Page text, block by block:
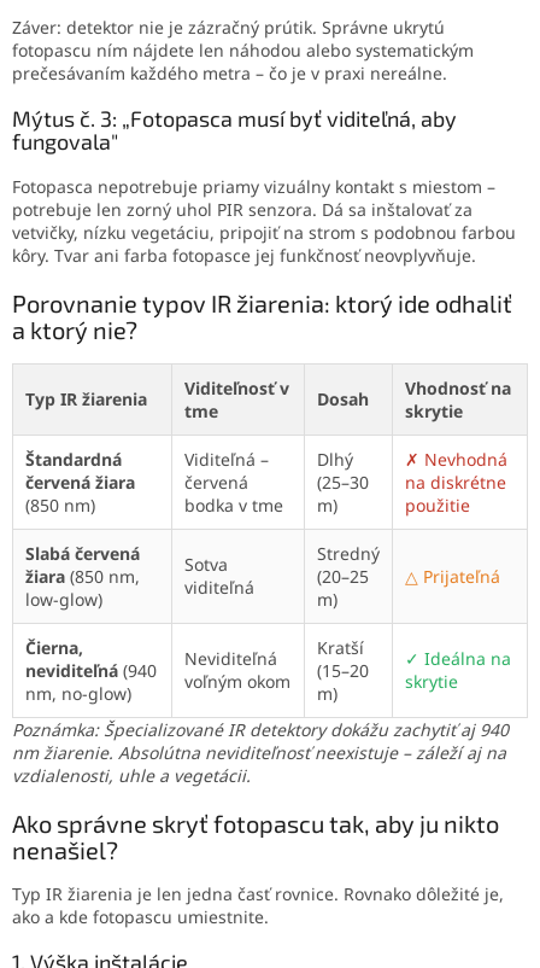
Záver: detektor nie je zázračný prútik. Správne ukrytú
fotopascu ním nájdete len náhodou alebo systematickým
prečesávaním každého metra – čo je v praxi nereálne.
Mýtus č. 3: „Fotopasca musí byť viditeľná, aby
fungovala"
Fotopasca nepotrebuje priamy vizuálny kontakt s miestom –
potrebuje len zorný uhol PIR senzora. Dá sa inštalovať za
vetvičky, nízku vegetáciu, pripojiť na strom s podobnou farbou
kôry. Tvar ani farba fotopasce jej funkčnosť neovplyvňuje.
Porovnanie typov IR žiarenia: ktorý ide odhaliť
a ktorý nie?
Typ IR žiarenia
Viditeľnosť v
tme
Dosah
Vhodnosť na
skrytie
Štandardná
červená žiara
(850 nm)
Viditeľná –
červená
bodka v tme
Dlhý
(25–30
m)
✗ Nevhodná
na diskrétne
použitie
Slabá červená
žiara (850 nm,
low-glow)
Sotva
viditeľná
Stredný
(20–25
m)
△ Prijateľná
Čierna,
neviditeľná (940
nm, no-glow)
Neviditeľná
voľným okom
Kratší
(15–20
m)
✓ Ideálna na
skrytie
Poznámka: Špecializované IR detektory dokážu zachytiť aj 940
nm žiarenie. Absolútna neviditeľnosť neexistuje – záleží aj na
vzdialenosti, uhle a vegetácii.
Ako správne skryť fotopascu tak, aby ju nikto
nenašiel?
Typ IR žiarenia je len jedna časť rovnice. Rovnako dôležité je,
ako a kde fotopascu umiestnite.
1. Výška inštalácie